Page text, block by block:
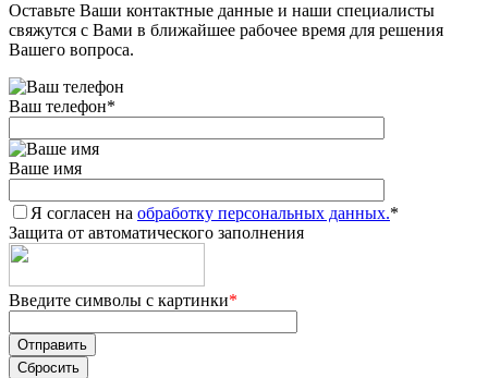
Оставьте Ваши контактные данные и наши специалисты
свяжутся с Вами в ближайшее рабочее время для решения
Вашего вопроса.
Ваш телефон*
Ваше имя
Я согласен на обработку персональных данных.*
Защита от автоматического заполнения
Введите символы с картинки*